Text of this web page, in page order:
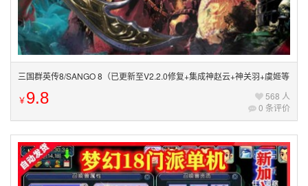
三国群英传8/SANGO 8（已更新至V2.2.0修复+集成神赵云+神关羽+虞姬等
全DLCs+游戏修改器）
￥9.8
568 人
0 条评价